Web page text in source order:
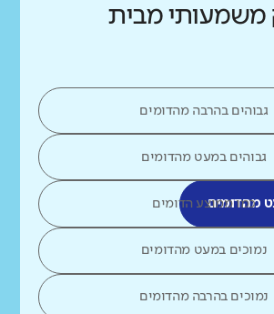
מבית
גבוהים בהרבה מהדומים
גבוהים במעט מהדומים
מהדומים
כמו ממוצע הדומים
נמוכים במעט מהדומים
נמוכים בהרבה מהדומים